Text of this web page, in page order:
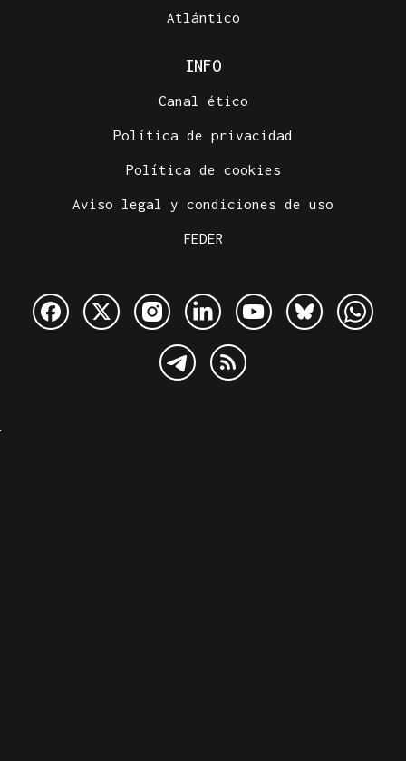
Atlántico
INFO
Canal ético
Política de privacidad
Política de cookies
Aviso legal y condiciones de uso
FEDER